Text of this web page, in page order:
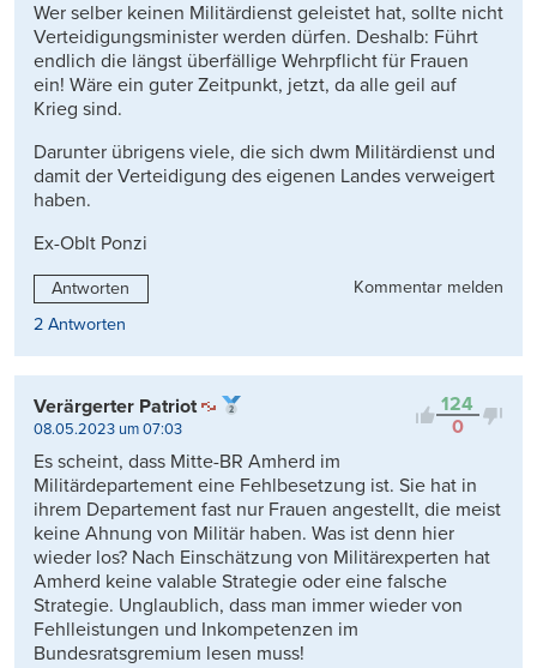
Wer selber keinen Militärdienst geleistet hat, sollte nicht
Verteidigungsminister werden dürfen. Deshalb: Führt
endlich die längst überfällige Wehrpflicht für Frauen
ein! Wäre ein guter Zeitpunkt, jetzt, da alle geil auf
Krieg sind.
Darunter übrigens viele, die sich dwm Militärdienst und
damit der Verteidigung des eigenen Landes verweigert
haben.
Ex-Oblt Ponzi
Antworten
Kommentar melden
2 Antworten
124
0
Verärgerter Patriot
08.05.2023 um 07:03
Es scheint, dass Mitte-BR Amherd im
Militärdepartement eine Fehlbesetzung ist. Sie hat in
ihrem Departement fast nur Frauen angestellt, die meist
keine Ahnung von Militär haben. Was ist denn hier
wieder los? Nach Einschätzung von Militärexperten hat
Amherd keine valable Strategie oder eine falsche
Strategie. Unglaublich, dass man immer wieder von
Fehlleistungen und Inkompetenzen im
Bundesratsgremium lesen muss!